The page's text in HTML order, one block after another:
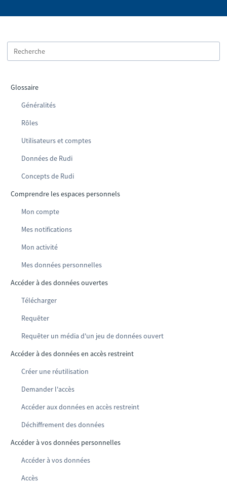
Glossaire
Généralités
Rôles
Utilisateurs et comptes
Données de Rudi
Concepts de Rudi
Comprendre les espaces personnels
Mon compte
Mes notifications
Mon activité
Mes données personnelles
Accéder à des données ouvertes
Télécharger
Requêter
Requêter un média d'un jeu de données ouvert
Accéder à des données en accès restreint
Créer une réutilisation
Demander l'accès
Accéder aux données en accès restreint
Déchiffrement des données
Accéder à vos données personnelles
Accéder à vos données
Accès